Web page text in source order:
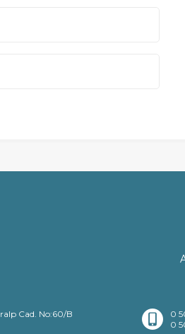
Cad. No:60/B
0
0